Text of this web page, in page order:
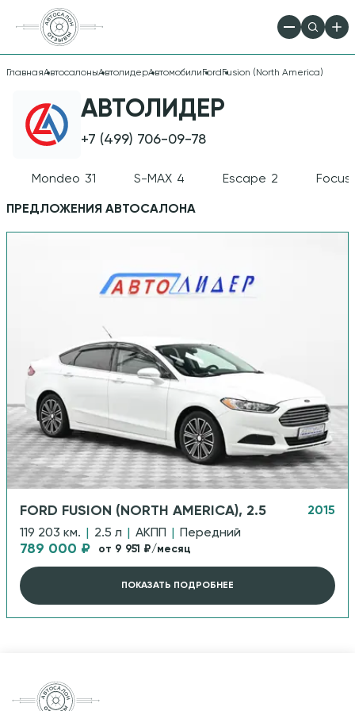
ГлавнаяАвтосалоныАвтолидерАвтомобили Ford Fusion (North America)
АВТОЛИДЕР
+7 (499) 706-09-78
Mondeo 31 S-MAX 4 Escape 2 Focus
ПРЕДЛОЖЕНИЯ АВТОСАЛОНА
FORD FUSION (NORTH AMERICA), 2.5
2015
119 203 км.
2.5 л АКПП Передний
789 000 ₽ от 9 951 ₽/месяц
ПОКАЗАТЬ ПОДРОБНЕЕ